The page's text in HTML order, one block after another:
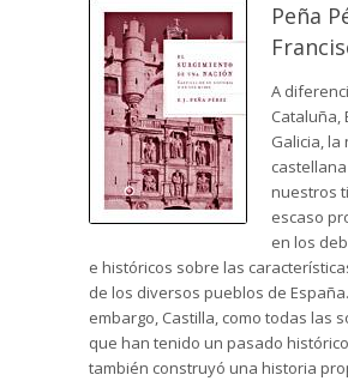
Peña
A
Cataluña,
Galicia, la
nuestros
escaso
en los
e históricos sobre las
de los diversos pueblos de
embargo, Castilla, como todas las
que han tenido un pasado
también construyó una historia